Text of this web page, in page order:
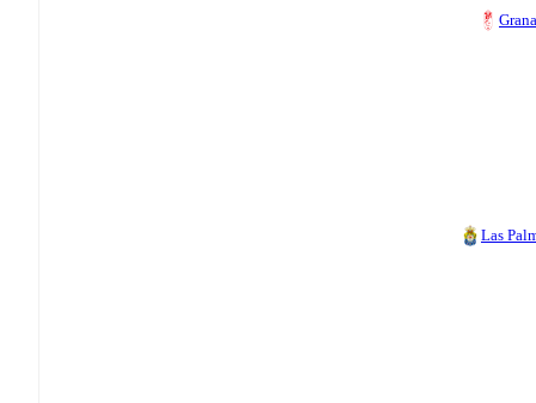
Las